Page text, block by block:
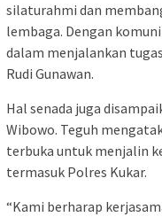
silaturahmi dan
lembaga. Dengan
dalam menjalankan
Rudi Gunawan.
Hal senada juga
Wibowo. Teguh
terbuka untuk menjalin
termasuk Polres Kukar.
“Kami berharap